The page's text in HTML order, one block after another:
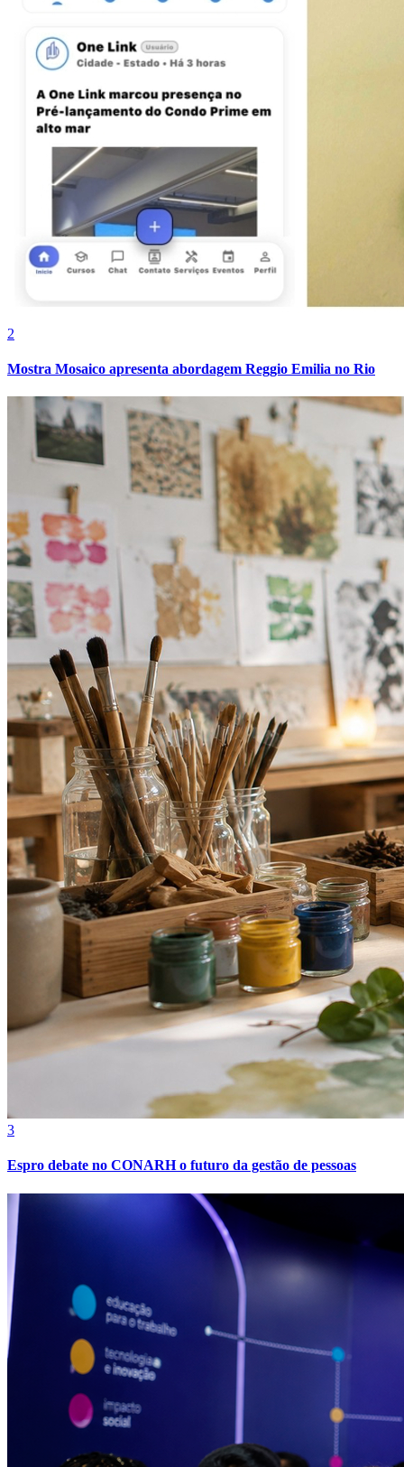
Atlético-MG
Cruzeiro
2
Mostra Mosaico apresenta abordagem Reggio Emilia no Rio
3
Espro debate no CONARH o futuro da gestão de pessoas